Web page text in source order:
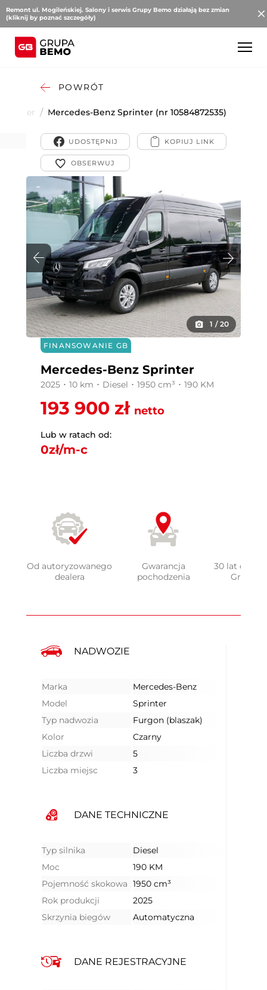
Remont ul. Mogileńskiej. Salony i serwis Grupy Bemo działają bez zmian
(kliknij by poznać szczegóły)
POWRÓT
Sprinter / Mercedes-Benz Sprinter (nr 10584872535)
1 / 20
UDOSTĘPNIJ
Od autoryzowanego
dealera
Gwarancja
pochodzenia
30 lat
Grupy
NADWOZIE
Marka
Mercedes-Benz
Model
Sprinter
Typ nadwozia
Furgon (blaszak)
Kolor
Czarny
Liczba drzwi
5
Liczba miejsc
3
DANE TECHNICZNE
Typ silnika
Diesel
Moc
190 KM
Pojemność skokowa 1950 cm³
Rok produkcji
2025
Skrzynia biegów
Automatyczna
DANE REJESTRACYJNE
FINANSOWANIE GB
Mercedes-Benz Sprinter
2025 ･ 10 km ･ Diesel ･ 1950 cm³ ･ 190 KM
193 900 zł netto
Lub w ratach od:
0zł/m-c